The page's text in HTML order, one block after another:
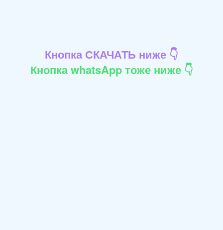
Кнопка СКАЧАТЬ ниже 👇
Кнопка whatsApp тоже ниже 👇